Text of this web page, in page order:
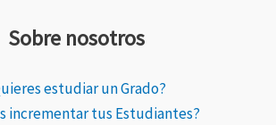
Sobre nosotros
estudiar un Grado?
incrementar tus Estudiantes?